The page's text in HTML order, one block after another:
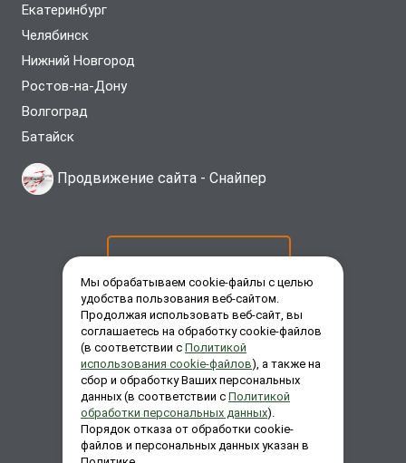
Екатеринбург
Челябинск
Нижний Новгород
Ростов-на-Дону
Волгоград
Батайск
Продвижение сайта - Снайпер
ЗАКАЗАТЬ ЗВОНОК
ЗАДАТЬ ВОПРОС
Мы обрабатываем cookie-файлы с целью
удобства пользования веб-сайтом.
Продолжая использовать веб-сайт, вы
соглашаетесь на обработку cookie-файлов
(в соответствии с Политикой
использования cookie-файлов), а также на
сбор и обработку Ваших персональных
данных (в соответствии с Политикой
обработки персональных данных).
Порядок отказа от обработки cookie-
файлов и персональных данных указан в